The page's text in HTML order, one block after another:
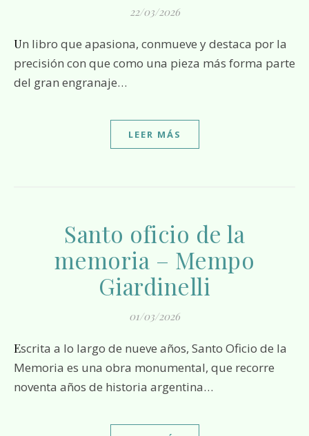
22/03/2026
Un libro que apasiona, conmueve y destaca por la
precisión con que como una pieza más forma parte
del gran engranaje…
LEER MÁS
Santo oficio de la
memoria – Mempo
Giardinelli
01/03/2026
Escrita a lo largo de nueve años, Santo Oficio de la
Memoria es una obra monumental, que recorre
noventa años de historia argentina…